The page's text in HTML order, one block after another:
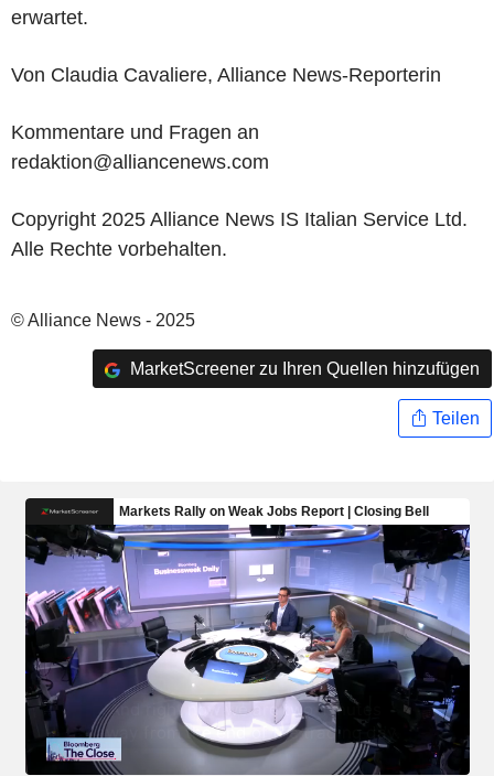
erwartet.
Von Claudia Cavaliere, Alliance News-Reporterin
Kommentare und Fragen an
redaktion@alliancenews.com
Copyright 2025 Alliance News IS Italian Service Ltd.
Alle Rechte vorbehalten.
© Alliance News - 2025
MarketScreener zu Ihren Quellen hinzufügen
Teilen